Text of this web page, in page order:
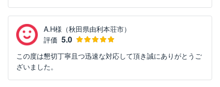
A.H様（秋田県由利本荘市）
評価 5.0
この度は懇切丁寧且つ迅速な対応して頂き誠にありがとうご
ざいました。